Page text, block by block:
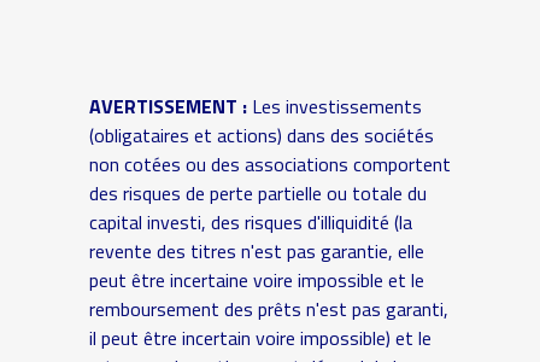
AVERTISSEMENT :Les investissements
(obligataires et actions) dans des sociétés
non cotées ou des associations comportent
des risques de perte partielle ou totale du
capital investi, des risques d'illiquidité (la
revente des titres n'est pas garantie, elle
peut être incertaine voire impossible et le
remboursement des prêts n'est pas garanti,
il peut être incertain voire impossible) et le